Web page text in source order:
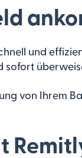
und
sofort
von Ihrem